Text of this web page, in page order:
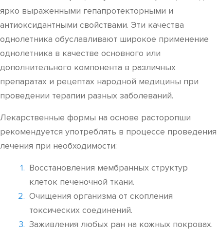
ярко выраженными гепапротекторными и
антиоксидантными свойствами. Эти качества
однолетника обуславливают широкое применение
однолетника в качестве основного или
дополнительного компонента в различных
препаратах и рецептах народной медицины при
проведении терапии разных заболеваний.
Лекарственные формы на основе расторопши
рекомендуется употреблять в процессе проведения
лечения при необходимости:
Восстановления мембранных структур
клеток печеночной ткани.
Очищения организма от скопления
токсических соединений.
Заживления любых ран на кожных покровах.